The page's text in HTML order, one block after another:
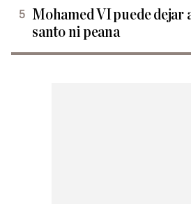
Mohamed VI puede dejar
santo ni peana